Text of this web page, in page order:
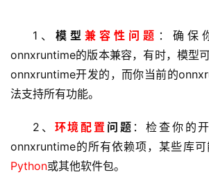
1、模型兼容性问题 ：确保
onnxruntime的版本兼容，有时，模型
onnxruntime开发的，而你当前的
法支持所有功能。
2、 环境配置 问题 ：检查你的
onnxruntime的所有依赖项，某些库
Python或其他软件包。